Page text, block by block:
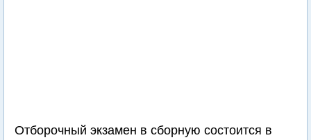
Отборочный экзамен в сборную состоится в